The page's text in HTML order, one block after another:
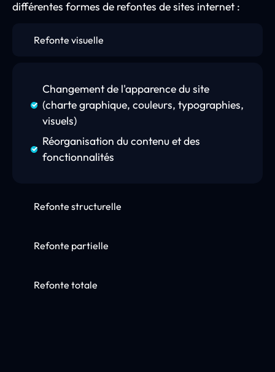
différentes formes de refontes de sites internet :
Refonte visuelle
Refonte structurelle
Refonte partielle
Refonte totale
Changement de l'apparence du site
(charte graphique, couleurs, typographies,
visuels)
Réorganisation du contenu et des
fonctionnalités